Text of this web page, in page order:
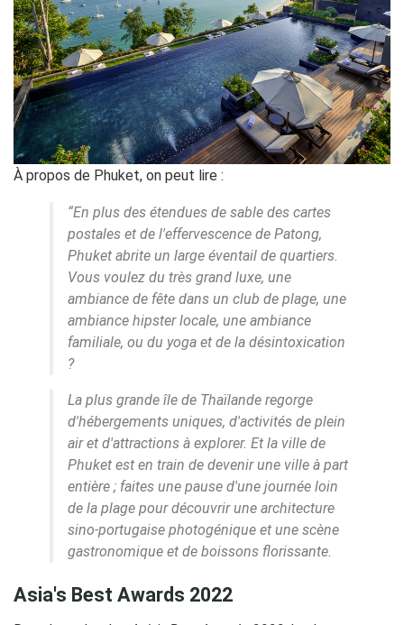
À propos de Phuket, on peut lire :
“En plus des étendues de sable des cartes
postales et de l'effervescence de Patong,
Phuket abrite un large éventail de quartiers.
Vous voulez du très grand luxe, une
ambiance de fête dans un club de plage, une
ambiance hipster locale, une ambiance
familiale, ou du yoga et de la désintoxication
?
La plus grande île de Thaïlande regorge
d'hébergements uniques, d'activités de plein
air et d'attractions à explorer. Et la ville de
Phuket est en train de devenir une ville à part
entière ; faites une pause d'une journée loin
de la plage pour découvrir une architecture
sino-portugaise photogénique et une scène
gastronomique et de boissons florissante.
Asia's Best Awards 2022